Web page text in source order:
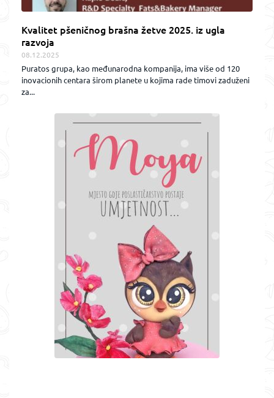
Kvalitet pšeničnog brašna žetve 2025. iz ugla
razvoja
08.12.2025
Puratos grupa, kao međunarodna kompanija, ima više od 120
inovacionih centara širom planete u kojima rade timovi zaduženi
za...